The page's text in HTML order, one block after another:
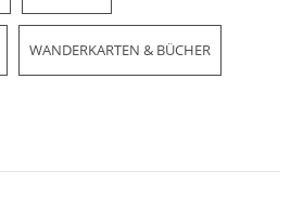
WANDERKARTEN & BÜCHER